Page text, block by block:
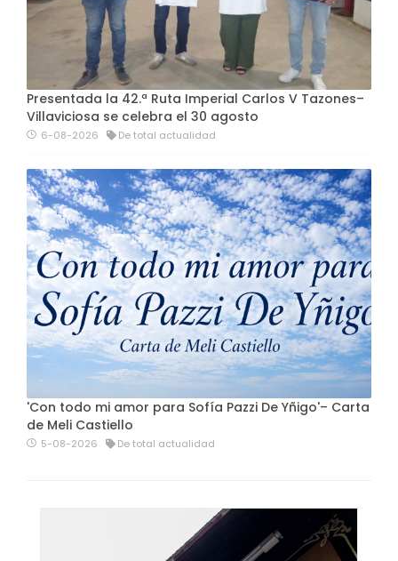
Presentada la 42.ª Ruta Imperial Carlos V Tazones–
Villaviciosa se celebra el 30 agosto
6-08-2026 De total actualidad
'Con todo mi amor para Sofía Pazzi De Yñigo'– Carta
de Meli Castiello
5-08-2026 De total actualidad